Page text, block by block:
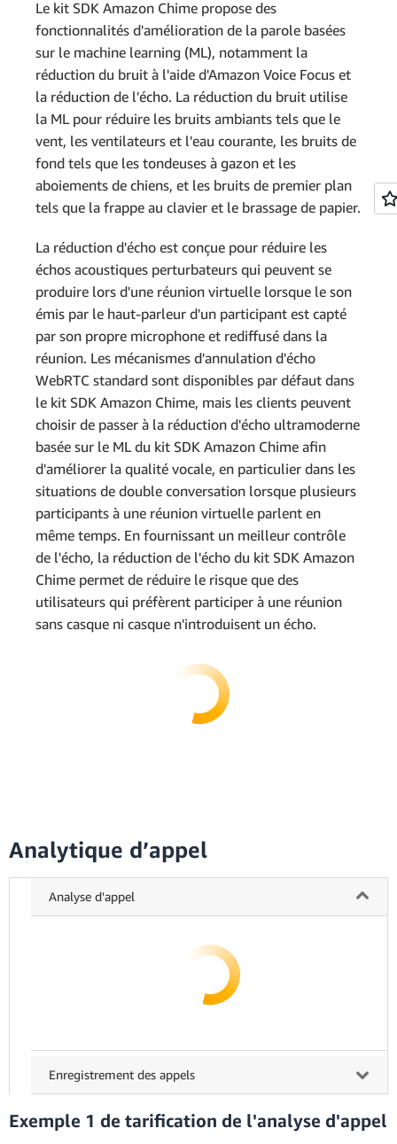
Le kit SDK Amazon Chime propose des
fonctionnalités d'amélioration de la parole basées
sur le machine learning (ML), notamment la
réduction du bruit à l'aide d'Amazon Voice Focus et
la réduction de l'écho. La réduction du bruit utilise
la ML pour réduire les bruits ambiants tels que le
vent, les ventilateurs et l'eau courante, les bruits de
fond tels que les tondeuses à gazon et les
aboiements de chiens, et les bruits de premier plan
tels que la frappe au clavier et le brassage de papier.
La réduction d'écho est conçue pour réduire les
échos acoustiques perturbateurs qui peuvent se
produire lors d'une réunion virtuelle lorsque le son
émis par le haut-parleur d'un participant est capté
par son propre microphone et rediffusé dans la
réunion. Les mécanismes d'annulation d'écho
WebRTC standard sont disponibles par défaut dans
le kit SDK Amazon Chime, mais les clients peuvent
choisir de passer à la réduction d'écho ultramoderne
basée sur le ML du kit SDK Amazon Chime afin
d'améliorer la qualité vocale, en particulier dans les
situations de double conversation lorsque plusieurs
participants à une réunion virtuelle parlent en
même temps. En fournissant un meilleur contrôle
de l'écho, la réduction de l'écho du kit SDK Amazon
Chime permet de réduire le risque que des
utilisateurs qui préfèrent participer à une réunion
sans casque ni casque n'introduisent un écho.
Analytique d’appel
Analyse d'appel
Enregistrement des appels
Exemple 1 de tarification de l'analyse d'appel